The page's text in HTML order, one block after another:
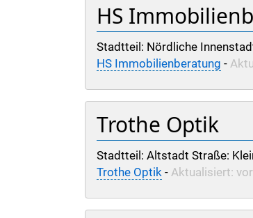
HS
Stadtteil: Nördliche
HS Immobilienberatung -
Trothe Optik
Stadtteil: Altstadt Straße:
Trothe Optik - Aktualisiert: